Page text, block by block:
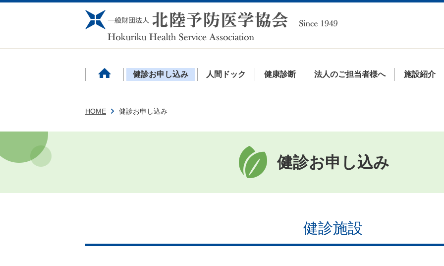
健診お申し込み 人間ドック 健康診断 法人のご担当者様へ 施設紹介
HOME 健診お申し込み
健診お申し込み
健診施設